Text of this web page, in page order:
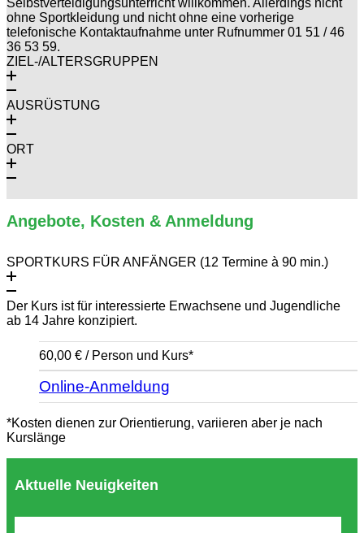
Selbstverteidigungsunterricht willkommen. Allerdings nicht
ohne Sportkleidung und nicht ohne eine vorherige
telefonische Kontaktaufnahme unter Rufnummer 01 51 / 46
36 53 59.
ZIEL-/ALTERSGRUPPEN
AUSRÜSTUNG
ORT
Angebote, Kosten & Anmeldung
SPORTKURS FÜR ANFÄNGER (12 Termine à 90 min.)
Der Kurs ist für interessierte Erwachsene und Jugendliche
ab 14 Jahre konzipiert.
60,00 € / Person und Kurs*
Online-Anmeldung
*Kosten dienen zur Orientierung, variieren aber je nach
Kurslänge
Aktuelle Neuigkeiten